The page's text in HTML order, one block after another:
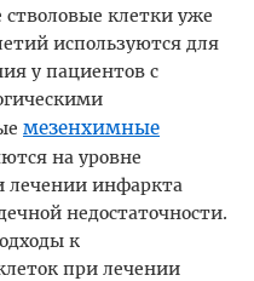
клетки уже
используются для
у пациентов с
мезенхимные
на уровне
лечении инфаркта
недостаточности.
к
при лечении